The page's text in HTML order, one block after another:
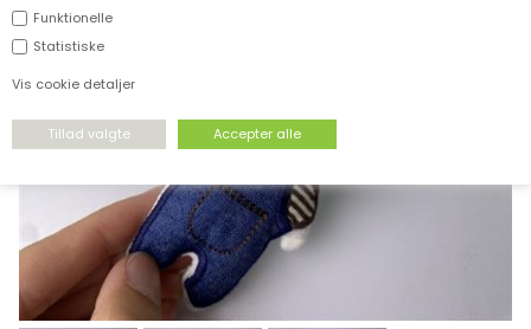
Funktionelle
Statistiske
Vis cookie detaljer